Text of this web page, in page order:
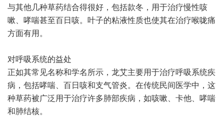
与其他几种草药结合得很好，包括款冬，用于治疗慢性咳
嗽、哮喘甚至百日咳。叶子的粘液性质也使其在治疗喉咙痛
方面有用。
对呼吸系统的益处
正如其常见名称和学名所示，龙艾主要用于治疗呼吸系统疾
病，包括哮喘、百日咳和支气管炎。在传统民间医学中，这
种草药被广泛用于治疗许多肺部疾病，如咳嗽、卡他、哮喘
和肺结核。